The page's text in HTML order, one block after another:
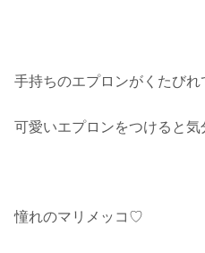
手持ちのエプロンがくたび
可愛いエプロンをつけると気
憧れのマリメッコ♡